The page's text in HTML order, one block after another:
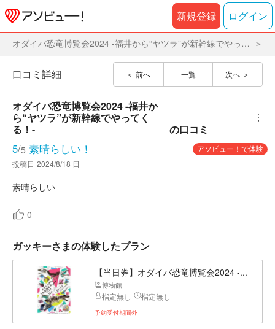
新規登録 ログイン
オダイバ恐竜博覧会2024 -福井から“ヤツラ”が新幹線でやってくる！-
前へ 一覧 次へ
口コミ詳細
オダイバ恐竜博覧会2024 -福井か
ら“ヤツラ”が新幹線でやってく
る！-
の口コミ
︙
5/5 素晴らしい！
アソビュー！で体験
投稿日 2024/8/18 日
素晴らしい
0
ガッキーさまの体験したプラン
【当日券】オダイバ恐竜博覧会2024 -...
博物館
指定無し 指定無し
予約受付期間外